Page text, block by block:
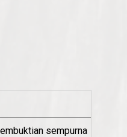
sempurna